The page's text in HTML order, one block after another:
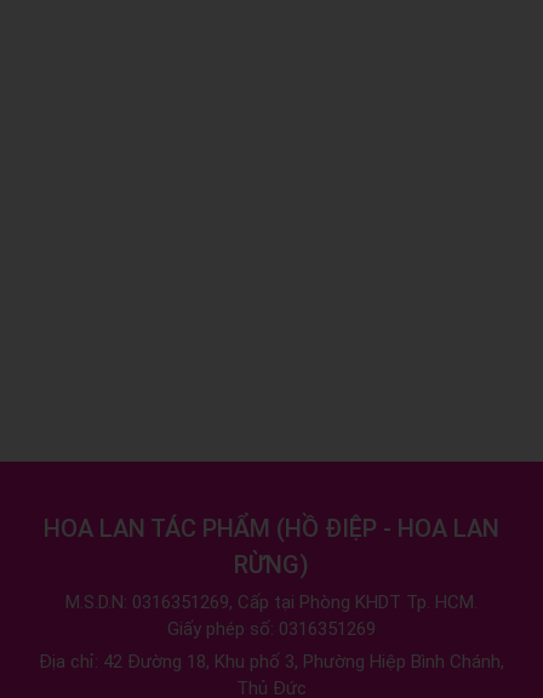
HOA LAN TÁC PHẨM (HỒ ĐIỆP - HOA LAN
RỪNG)
M.S.D.N: 0316351269, Cấp tại Phòng KHDT Tp. HCM.
Giấy phép số: 0316351269
Địa chỉ: 42 Đường 18, Khu phố 3, Phường Hiệp Bình Chánh,
Thủ Đức